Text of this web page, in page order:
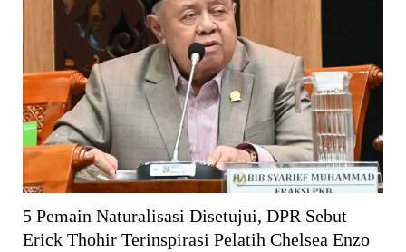
5 Pemain Naturalisasi Disetujui, DPR Sebut
Erick Thohir Terinspirasi Pelatih Chelsea Enzo